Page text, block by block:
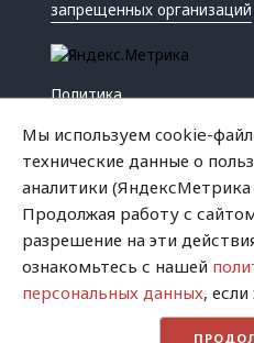
запрещенных организаций
Политика
Успех
Хватит это терпеть
Мы используем cookie-
технические данные о
аналитики
Продолжая работу с
разрешение на эти
ознакомьтесь с нашей
персональных данных,